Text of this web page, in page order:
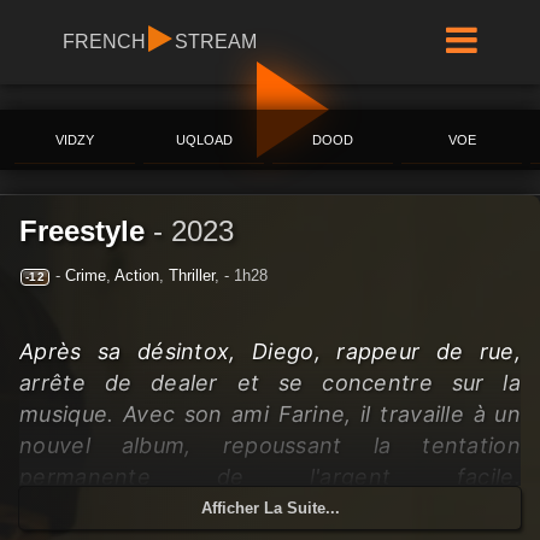
FRENCH STREAM
VIDZY UQLOAD DOOD VOE
Freestyle - 2023
-12 - Crime, Action, Thriller, - 1h28
Après sa désintox, Diego, rappeur de rue,
arrête de dealer et se concentre sur la
musique. Avec son ami Farine, il travaille à un
nouvel album, repoussant la tentation
permanente de l'argent facile.
Malheureusement, Farine vole un micro au
Afficher La Suite...